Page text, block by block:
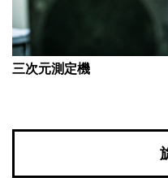
三次元測定機